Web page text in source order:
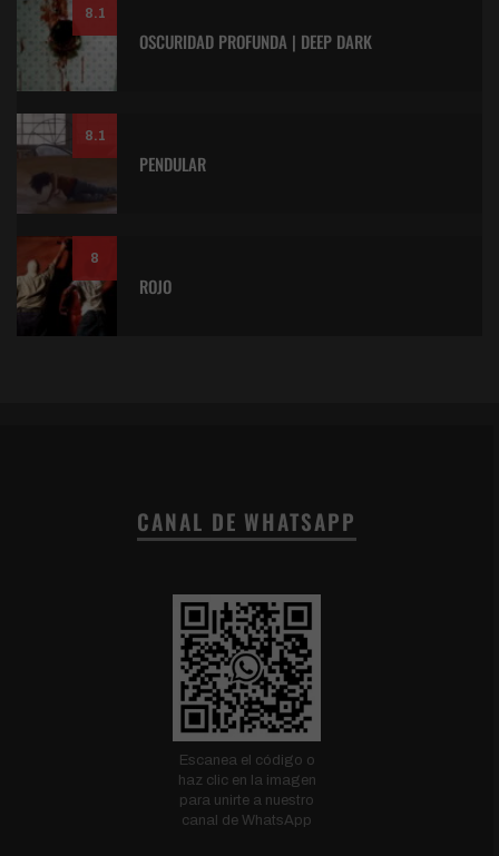
8.1
OSCURIDAD PROFUNDA | DEEP DARK
8.1
PENDULAR
8
ROJO
CANAL DE WHATSAPP
Escanea el código o
haz clic en la imagen
para unirte a nuestro
canal de WhatsApp